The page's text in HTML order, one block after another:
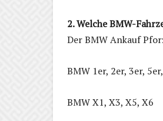
2. Welche BMW-
Der BMW Ankauf
BMW 1er, 2er, 3er,
BMW X1, X3, X5, X6